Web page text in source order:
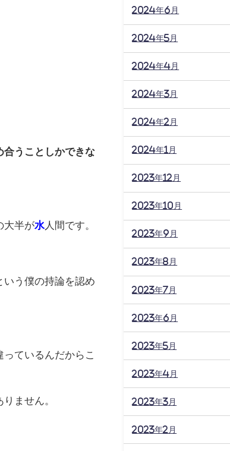
合うことしかできな
大半が水 人間です。
いう僕の持論を認め
ているんだからこ
ません。
2024年6月
2024年5月
2024年4月
2024年3月
2024年2月
2024年1月
2023年12月
2023年10月
2023年9月
2023年8月
2023年7月
2023年6月
2023年5月
2023年4月
2023年3月
2023年2月